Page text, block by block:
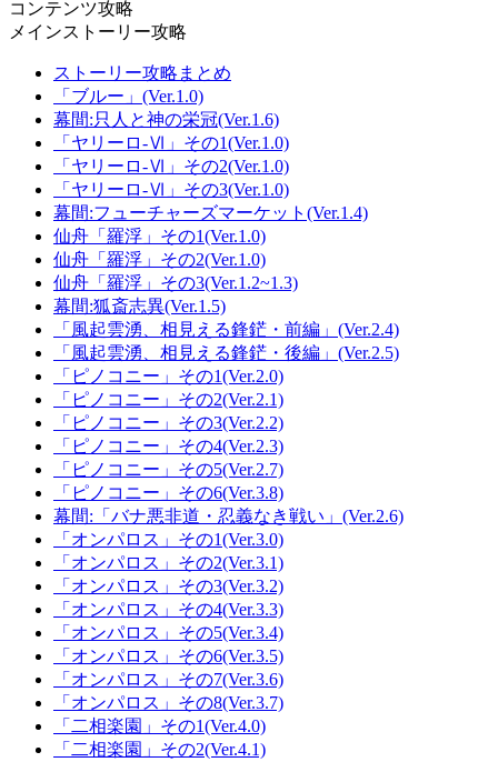
コンテンツ攻略
メインストーリー攻略
ストーリー攻略まとめ
「ブルー」(Ver.1.0)
幕間:只人と神の栄冠(Ver.1.6)
「ヤリーロ-Ⅵ」その1(Ver.1.0)
「ヤリーロ-Ⅵ」その2(Ver.1.0)
「ヤリーロ-Ⅵ」その3(Ver.1.0)
幕間:フューチャーズマーケット(Ver.1.4)
仙舟「羅浮」その1(Ver.1.0)
仙舟「羅浮」その2(Ver.1.0)
仙舟「羅浮」その3(Ver.1.2~1.3)
幕間:狐斎志異(Ver.1.5)
「風起雲湧、相見える鋒鋩・前編」(Ver.2.4)
「風起雲湧、相見える鋒鋩・後編」(Ver.2.5)
「ピノコニー」その1(Ver.2.0)
「ピノコニー」その2(Ver.2.1)
「ピノコニー」その3(Ver.2.2)
「ピノコニー」その4(Ver.2.3)
「ピノコニー」その5(Ver.2.7)
「ピノコニー」その6(Ver.3.8)
幕間:「バナ悪非道・忍義なき戦い」(Ver.2.6)
「オンパロス」その1(Ver.3.0)
「オンパロス」その2(Ver.3.1)
「オンパロス」その3(Ver.3.2)
「オンパロス」その4(Ver.3.3)
「オンパロス」その5(Ver.3.4)
「オンパロス」その6(Ver.3.5)
「オンパロス」その7(Ver.3.6)
「オンパロス」その8(Ver.3.7)
「二相楽園」その1(Ver.4.0)
「二相楽園」その2(Ver.4.1)